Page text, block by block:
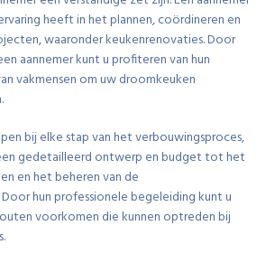
heeft in het plannen, coördineren en
waaronder keukenrenovaties. Door
aannemer kunt u profiteren van hun
vakmensen om uw droomkeuken
bij elke stap van het verbouwingsproces,
gedetailleerd ontwerp en budget tot het
en het beheren van de
hun professionele begeleiding kunt u
voorkomen die kunnen optreden bij